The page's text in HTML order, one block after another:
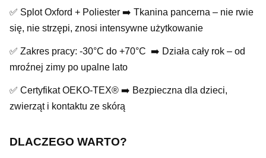
✅ Splot Oxford + Poliester ➡️ Tkanina pancerna – nie rwie
się, nie strzępi, znosi intensywne użytkowanie
✅ Zakres pracy: -30°C do +70°C ️ ➡️ Działa cały rok – od
mroźnej zimy po upalne lato
✅ Certyfikat OEKO-TEX® ➡️ Bezpieczna dla dzieci,
zwierząt i kontaktu ze skórą
DLACZEGO WARTO?